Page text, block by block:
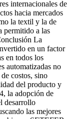
internacionales de
hacia mercados
la textil y la de
permitido a las
La
en un factor
en todos los
automatizadas no
costos, sino
del producto y
la adopción de
desarrollo
las mejores